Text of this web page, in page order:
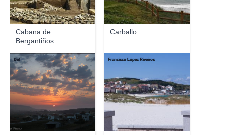
Cabana de
Bergantiños
Carballo
Bel Francisco López Riveiros